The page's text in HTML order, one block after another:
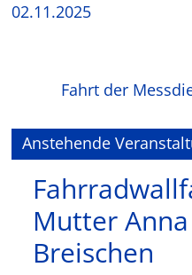
02.11.2025
Fahrt der
Anstehende
Mutter
Breischen